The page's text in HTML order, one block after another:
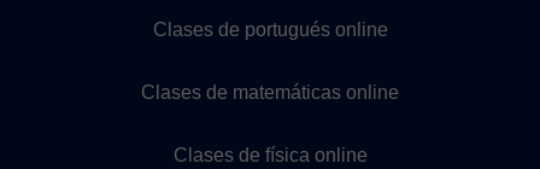
Clases de portugués online
Clases de matemáticas online
Clases de física online